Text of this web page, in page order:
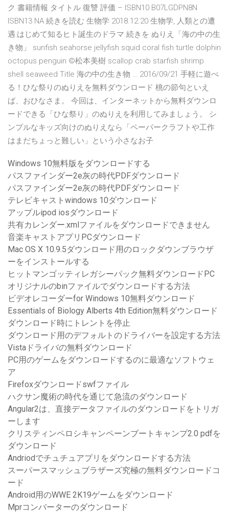
ク 書籍情報 タイトル 復讐 評価 – ISBN10 B07LGDPN8N
ISBN13 NA 続きを読む 生物学 2018.12.20 生物学, 人類との遭
遇:はじめて知るヒト誕生のドラマ 続きを ぬりえ「海の中の生
き物」 sunfish seahorse jellyfish squid coral fish turtle dolphin
octopus penguin ©松本美樹 scallop crab starfish shrimp
shell seaweed Title 海の中の生き物 … 2016/09/21 手軽に遊べ
る！ひな祭りのぬりえを無料ダウンロード 桃の節句といえ
ば、おひなさま。 今回は、インターネットから無料ダウンロ
ードできる「ひな祭り」のぬりえを利用してみましょう。 シ
ンプルなキッズ向けのぬりえなら「ペーパークラフトや工作
はまだちょっと難しい」という小さなお子
Windows 10無料版をダウンロードする
パスファインダー2e灰の時代PDFダウンロード
パスファインダー2e灰の時代PDFダウンロード
テレビキャストwindows 10ダウンロード
アップルipod iosダウンロード
共有カレンダー.xmlファイルをダウンロードできません
音楽キャストアプリPCダウンロード
Mac OS X 10.9.5ダウンロード用のロックダウンブラウザ
ーをインストールする
ヒットマンゴッティレガシーパック無料ダウンロードPC
オリジナルのbinファイルでダウンロードする方法
ビデオレコーダーfor Windows 10無料ダウンロード
Essentials of Biology Alberts 4th Edition無料ダウンロード
ダウンロード時にトレントを停止
ダウンロード用のデフォルトのドライバーを設定する方法
Vistaドライバの無料ダウンロード
PC用のゲームをダウンロードするのに最適なソフトウェ
ア
Firefoxダウンロードswfファイル
ハクサン魔術の時代を通じて急流のダウンロード
Angular2は、直接データファイルのダウンロードをトリガ
ーします
クリスティンペロシキャンペーンブートキャンプ2.0 pdfを
ダウンロード
Andriodでチュチュアプリをダウンロードする方法
スーパースマッシュブラザーズ究極の無料ダウンロードコ
ード
Android用のWWE 2K19ゲームをダウンロード
Mprコンバーターのダウンロード